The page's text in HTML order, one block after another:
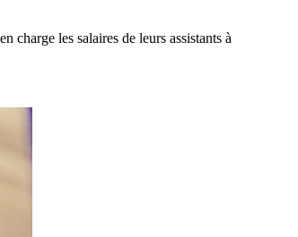
charge les salaires de leurs assistants à